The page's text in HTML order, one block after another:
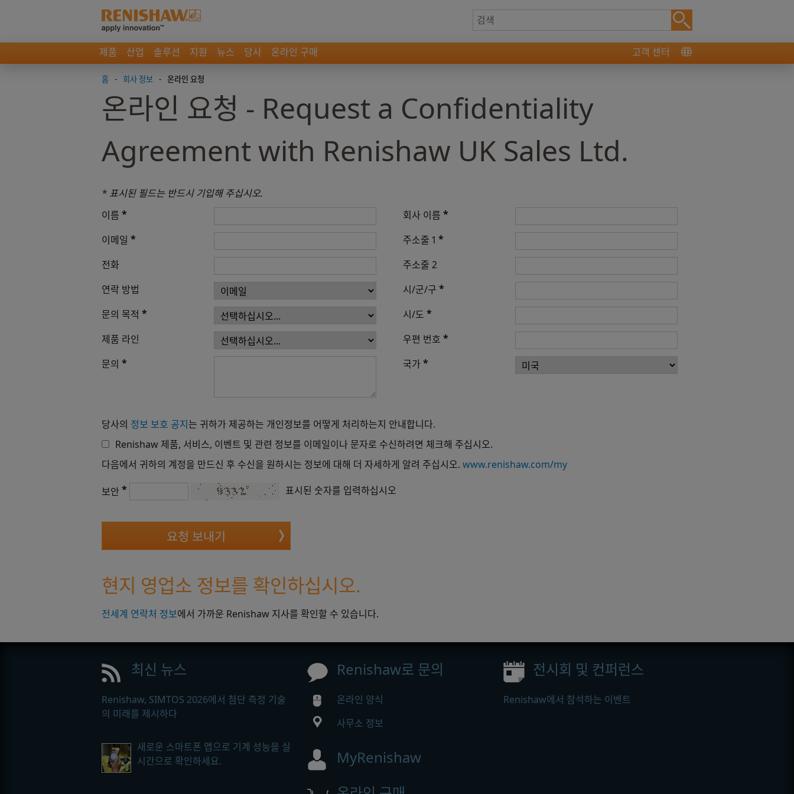
제품 산업 솔루션 지원 뉴스 당사 온라인 구매 고객 센터
홈 - 회사 정보 - 온라인 요청
온라인 요청 - Request a Confidentiality
Agreement with Renishaw UK Sales Ltd.
* 표시된 필드는 반드시 기입해 주십시오.
이름 *
이메일 *
전화
연락 방법
문의 목적 *
제품 라인
문의 *
회사 이름 *
주소줄 1 *
주소줄 2
시/군/구 *
시/도 *
우편 번호 *
국가*
당사의 정보 보호 공지는 귀하가 제공하는 개인정보를 어떻게 처리하는지 안내합니다.
Renishaw 제품, 서비스, 이벤트 및 관련 정보를 이메일이나 문자로 수신하려면 체크해 주십시오.
다음에서 귀하의 계정을 만드신 후 수신을 원하시는 정보에 대해 더 자세하게 알려 주십시오. www.renishaw.com/my
보안 * 표시된 숫자를 입력하십시오
현지 영업소 정보를 확인하십시오.
전세계 연락처 정보에서 가까운 Renishaw 지사를 확인할 수 있습니다.
최신 뉴스
Renishaw, SIMTOS 2026에서 첨단 측정 기술
의 미래를 제시하다
새로운 스마트폰 앱으로 기계 성능을 실
시간으로 확인하세요.
Renishaw로 문의
온라인 양식
사무소 정보
MyRenishaw
전시회 및 컨퍼런스
Renishaw에서 참석하는 이벤트